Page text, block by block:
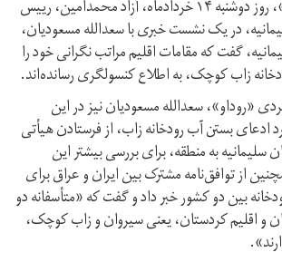
به گزارش «شفق‌نیوز»، روز دوشنبه ۱۴ خردادماه، آزاد محمد‌امین، رییس
در یک نشست خبری با سعدالله مسعودیان،
گفت که مقامات اقلیم مراتب نگرانی خود را
زاب‌ کوچک، به اطلاع کنسولگری رسانده‌اند.
«روداو»، سعدالله مسعودیان نیز در این
بستن آب رودخانه زاب، از فرستادن هیأتی
سلیمانیه به منطقه، برای بررسی بیشتر این
از توافق‌نامه مشترک بین ایران و عراق برای
بین دو کشور خبر داد و گفت که «متأسفانه دو
و اقلیم کردستان، یعنی سیروان و زاب کوچک،